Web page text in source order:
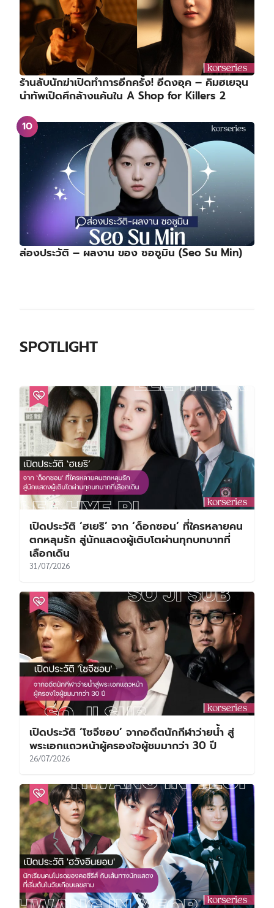
ร้านลับนักฆ่าเปิดทำการอีกครั้ง! อีดงอุค – คิมฮเยจุน
นำทัพเปิดศึกล้างแค้นใน A Shop for Killers 2
ส่องประวัติ – ผลงาน ของ ซอซูมิน (Seo Su Min)
SPOTLIGHT
เปิดประวัติ ‘ฮเยริ’ จาก ‘ด็อกซอน’ ที่ใครหลายคน
ตกหลุมรัก สู่นักแสดงผู้เติบโตผ่านทุกบทบาทที่
เลือกเดิน
31/07/2026
เปิดประวัติ ‘โซจีซอบ’ จากอดีตนักกีฬาว่ายน้ำ สู่
พระเอกแถวหน้าผู้ครองใจผู้ชมมากว่า 30 ปี
26/07/2026